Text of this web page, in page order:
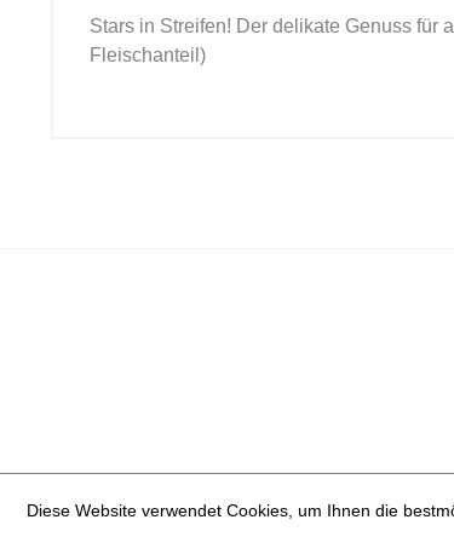
Stars in Streifen! Der delikate Genuss für
Fleischanteil)
Diese Website verwendet Cookies, um Ihnen die